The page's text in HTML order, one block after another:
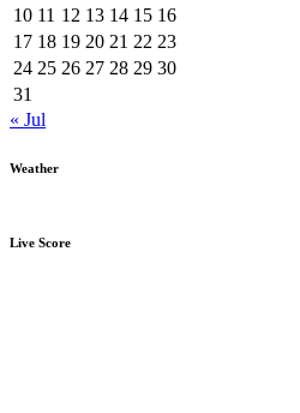
10 11 12 13 14 15 16
17 18 19 20 21 22 23
24 25 26 27 28 29 30
31
« Jul
Weather
Live Score